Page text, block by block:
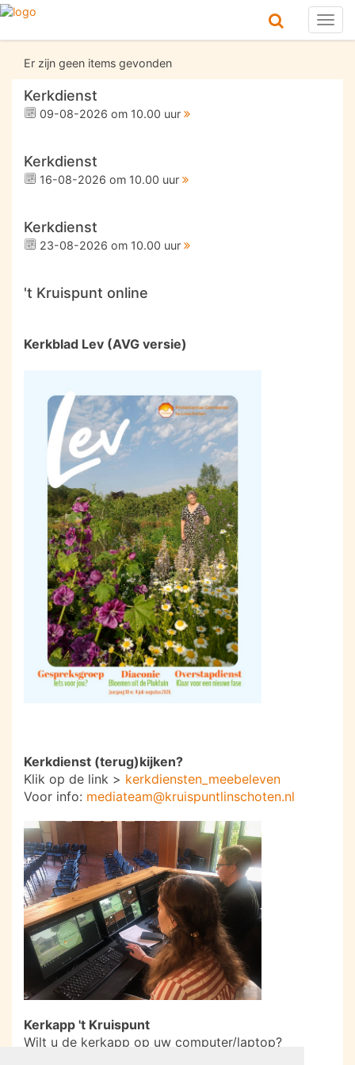
Er zijn geen items gevonden
Kerkdienst
09-08-2026 om 10.00 uur
Kerkdienst
16-08-2026 om 10.00 uur
Kerkdienst
23-08-2026 om 10.00 uur
't Kruispunt online
Kerkblad Lev (AVG versie)
Kerkdienst (terug)kijken?
Klik op de link > kerkdiensten_meebeleven
Voor info: mediateam@kruispuntlinschoten.nl
Kerkapp 't Kruispunt
Wilt u de kerkapp op uw computer/laptop?